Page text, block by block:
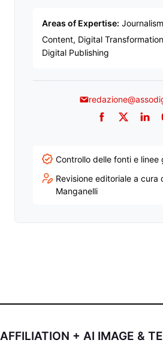
Areas of Expertise:
Content, Digital
Digital Publishing
Facebook
Twitter
Controllo delle fonti e linee
Revisione editoriale a cura
Manganelli
AFFILIATION + AI IMAGE &